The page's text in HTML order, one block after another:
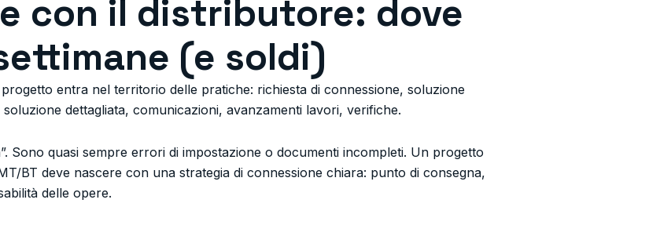
con il distributore: dove
(e soldi)
entra nel territorio delle pratiche: richiesta di connessione, soluzione
dettagliata, comunicazioni, avanzamenti lavori, verifiche.
Sono quasi sempre errori di impostazione o documenti incompleti. Un progetto
BT deve nascere con una strategia di connessione chiara: punto di consegna,
delle opere.